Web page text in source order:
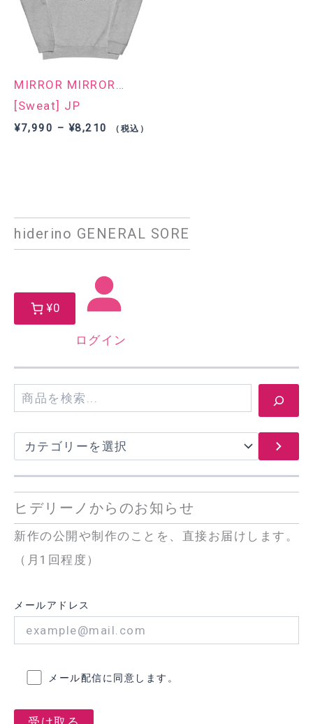
MIRROR MIRROR…
[Sweat] JP
¥7,990 – ¥8,210 価（税込）
hiderino GENERAL SORE
¥0
ログイン
索
リ
ー
を
選
択
ヒデリーノからのお知らせ
新作の公開や制作のことを、直接お届けします。
（月1回程度）
メールアドレス
メール配信に同意します。